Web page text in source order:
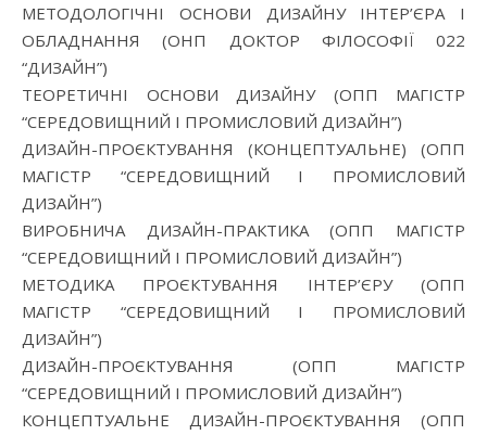
МЕТОДОЛОГІЧНІ ОСНОВИ ДИЗАЙНУ ІНТЕР’ЄРА І
ОБЛАДНАННЯ (ОНП ДОКТОР ФІЛОСОФІЇ 022
“ДИЗАЙН”)
ТЕОРЕТИЧНІ ОСНОВИ ДИЗАЙНУ (ОПП МАГІСТР
“СЕРЕДОВИЩНИЙ І ПРОМИСЛОВИЙ ДИЗАЙН”)
ДИЗАЙН-ПРОЄКТУВАННЯ (КОНЦЕПТУАЛЬНЕ) (ОПП
МАГІСТР “СЕРЕДОВИЩНИЙ І ПРОМИСЛОВИЙ
ДИЗАЙН”)
ВИРОБНИЧА ДИЗАЙН-ПРАКТИКА (ОПП МАГІСТР
“СЕРЕДОВИЩНИЙ І ПРОМИСЛОВИЙ ДИЗАЙН”)
МЕТОДИКА ПРОЄКТУВАННЯ ІНТЕР’ЄРУ (ОПП
МАГІСТР “СЕРЕДОВИЩНИЙ І ПРОМИСЛОВИЙ
ДИЗАЙН”)
ДИЗАЙН-ПРОЄКТУВАННЯ (ОПП МАГІСТР
“СЕРЕДОВИЩНИЙ І ПРОМИСЛОВИЙ ДИЗАЙН”)
КОНЦЕПТУАЛЬНЕ ДИЗАЙН-ПРОЄКТУВАННЯ (ОПП